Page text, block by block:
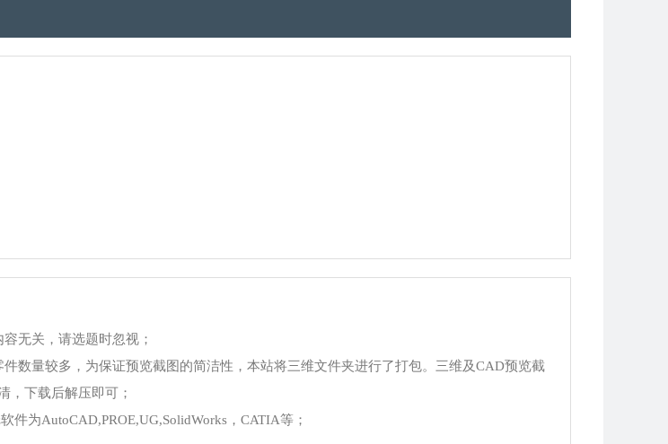
无关，请选题时忽视；
数量较多，为保证预览截图的简洁性，本站将三维文件夹进行了打包。三维及CAD预览截
，下载后解压即可；
为AutoCAD,PROE,UG,SolidWorks，CATIA等；